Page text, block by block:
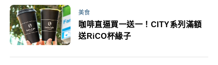
美食
咖啡直逼買一送一！CITY系列滿額
送RiCO杯緣子